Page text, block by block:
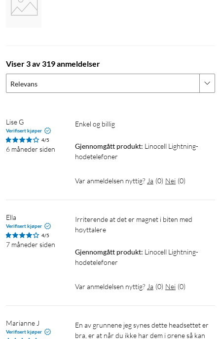
Viser 3 av 319 anmeldelser
Relevans
Lise G
Verifisert kjøper
4/5
6 måneder siden
Enkel og billig
Gjennomgått produkt: Linocell Lightning-
hodetelefoner
Var anmeldelsen nyttig? Ja (0) Nei (0)
Ella
Verifisert kjøper
4/5
7 måneder siden
Irriterende at det er magnet i biten med
høyttalere
Gjennomgått produkt: Linocell Lightning-
hodetelefoner
Var anmeldelsen nyttig? Ja (0) Nei (0)
Marianne J
Verifisert kjøper
En av grunnene jeg synes dette headsettet er
bra, er at når du ikke har dem i ørene så kan